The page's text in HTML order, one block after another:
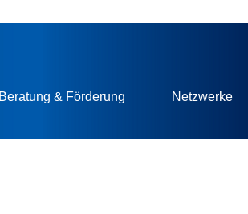
Beratung & Förderung Netzwerke